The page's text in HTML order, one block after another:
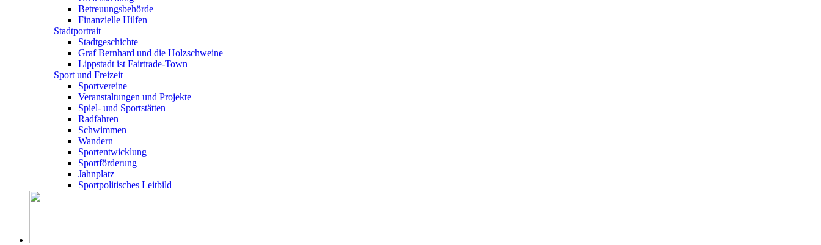
Betreuungsbehörde
Finanzielle Hilfen
Stadtportrait
Stadtgeschichte
Graf Bernhard und die Holzschweine
Lippstadt ist Fairtrade-Town
Sport und Freizeit
Sportvereine
Veranstaltungen und Projekte
Spiel- und Sportstätten
Radfahren
Schwimmen
Wandern
Sportentwicklung
Sportförderung
Jahnplatz
Sportpolitisches Leitbild